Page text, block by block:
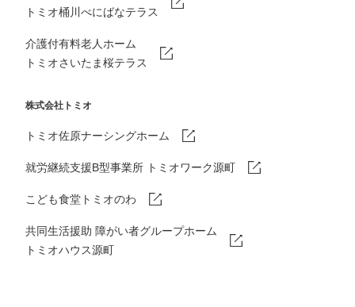
トミオ桶川べにばなテラス
介護付有料老人ホーム
トミオさいたま桜テラス
株式会社トミオ
トミオ佐原ナーシングホーム
就労継続支援B型事業所 トミオワーク源町
こども食堂トミオのわ
共同生活援助 障がい者グループホーム
トミオハウス源町